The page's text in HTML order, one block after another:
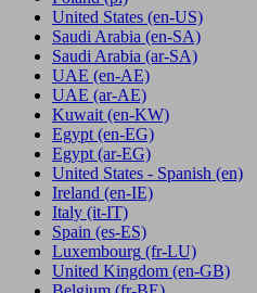
United States (en-US)
Saudi Arabia (en-SA)
Saudi Arabia (ar-SA)
UAE (en-AE)
UAE (ar-AE)
Kuwait (en-KW)
Egypt (en-EG)
Egypt (ar-EG)
United States - Spanish (en)
Ireland (en-IE)
Italy (it-IT)
Spain (es-ES)
Luxembourg (fr-LU)
United Kingdom (en-GB)